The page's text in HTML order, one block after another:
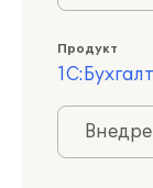
Продукт